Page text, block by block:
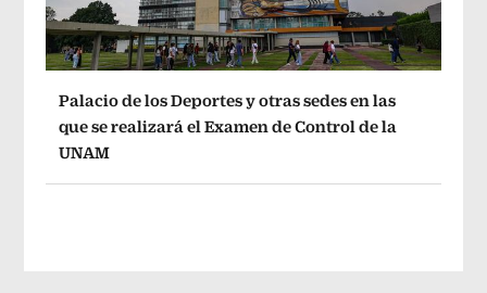
Palacio de los Deportes y otras sedes en las
que se realizará el Examen de Control de la
UNAM